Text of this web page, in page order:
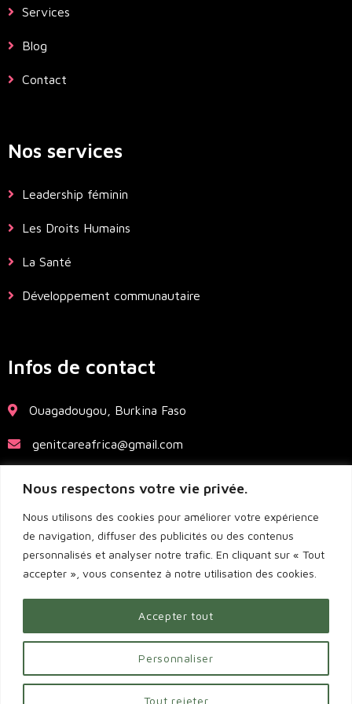
Nous respectons votre vie privée.
Nous utilisons des cookies pour améliorer votre expérience
de navigation, diffuser des publicités ou des contenus
personnalisés et analyser notre trafic. En cliquant sur « Tout
accepter », vous consentez à notre utilisation des cookies.
Personnaliser
Tout rejeter
Accepter tout
Services
Blog
Contact
Nos services
Leadership féminin
Les Droits Humains
La Santé
Développement communautaire
Infos de contact
Ouagadougou, Burkina Faso
genitcareafrica@gmail.com
© 2022 Genit Care Africa. Conception : Agence
Amplifeo.